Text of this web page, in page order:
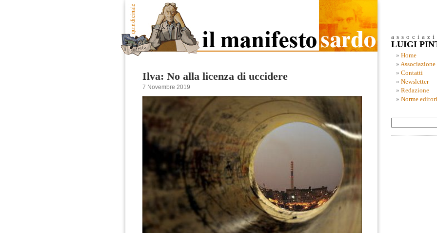
Ilva: No alla licenza di uccidere
7 Novembre 2019
LUIGI
Home
Associazione
Contatti
Newsletter
Redazione
Norme